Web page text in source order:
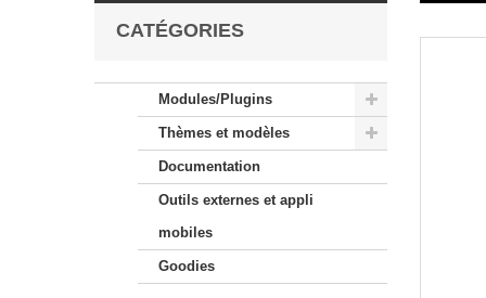
CATÉGORIES
Modules/Plugins
Thèmes et modèles
Documentation
Outils externes et appli
mobiles
Goodies